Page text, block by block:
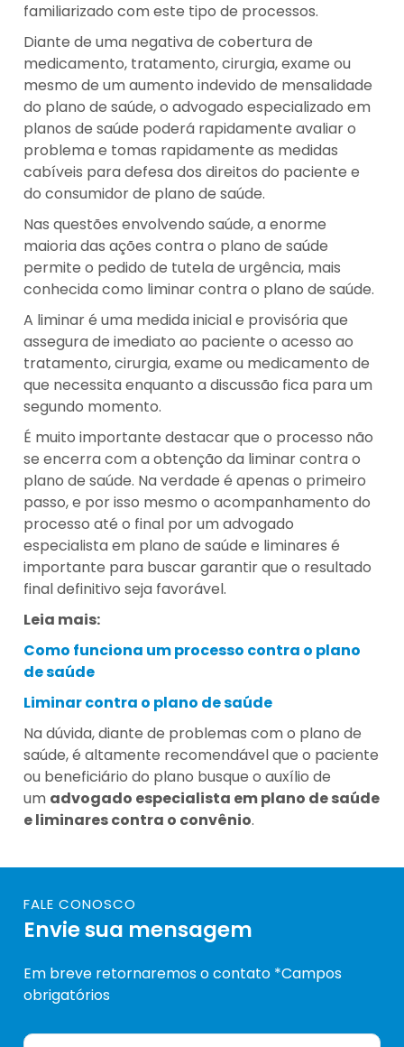
familiarizado com este tipo de processos.
Diante de uma negativa de cobertura de
medicamento, tratamento, cirurgia, exame ou
mesmo de um aumento indevido de mensalidade
do plano de saúde, o advogado especializado em
planos de saúde poderá rapidamente avaliar o
problema e tomas rapidamente as medidas
cabíveis para defesa dos direitos do paciente e
do consumidor de plano de saúde.
Nas questões envolvendo saúde, a enorme
maioria das ações contra o plano de saúde
permite o pedido de tutela de urgência, mais
conhecida como liminar contra o plano de saúde.
A liminar é uma medida inicial e provisória que
assegura de imediato ao paciente o acesso ao
tratamento, cirurgia, exame ou medicamento de
que necessita enquanto a discussão fica para um
segundo momento.
É muito importante destacar que o processo não
se encerra com a obtenção da liminar contra o
plano de saúde. Na verdade é apenas o primeiro
passo, e por isso mesmo o acompanhamento do
processo até o final por um advogado
especialista em plano de saúde e liminares é
importante para buscar garantir que o resultado
final definitivo seja favorável.
Leia mais:
Como funciona um processo contra o plano
de saúde
Liminar contra o plano de saúde
Na dúvida, diante de problemas com o plano de
saúde, é altamente recomendável que o paciente
ou beneficiário do plano busque o auxílio de
um advogado especialista em plano de saúde
e liminares contra o convênio.
FALE CONOSCO
Envie sua mensagem
Em breve retornaremos o contato *Campos
obrigatórios